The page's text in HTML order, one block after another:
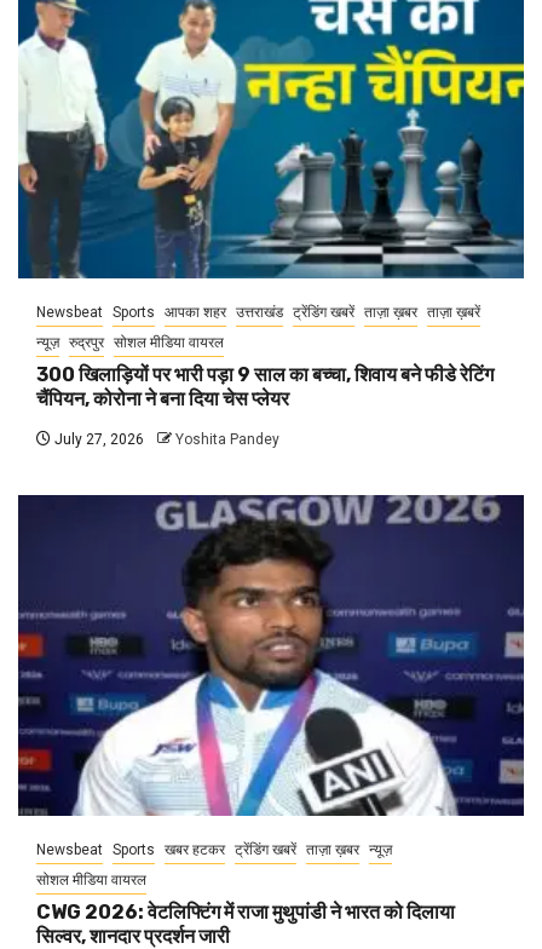
Newsbeat Sports आपका शहर उत्तराखंड ट्रेंडिंग खबरें ताज़ा ख़बर ताज़ा ख़बरें
न्यूज़ रुद्रपुर सोशल मीडिया वायरल
300 खिलाड़ियों पर भारी पड़ा 9 साल का बच्चा, शिवाय बने फीडे रेटिंग
चैंपियन, कोरोना ने बना दिया चेस प्लेयर
July 27, 2026 Yoshita Pandey
Newsbeat Sports खबर हटकर ट्रेंडिंग खबरें ताज़ा ख़बर न्यूज़
सोशल मीडिया वायरल
CWG 2026: वेटलिफ्टिंग में राजा मुथुपांडी ने भारत को दिलाया
सिल्वर, शानदार प्रदर्शन जारी